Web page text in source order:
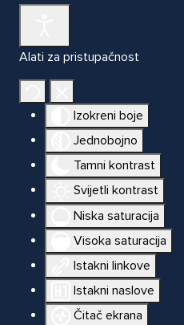
Alati za pristupačnost
Izokreni boje
Jednobojno
Tamni kontrast
Svijetli kontrast
Niska saturacija
Visoka saturacija
Istakni linkove
Istakni naslove
Čitač ekrana